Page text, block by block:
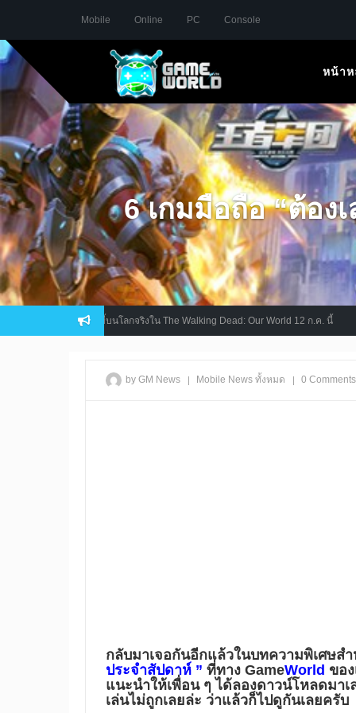
Mobile Online PC Console
หน้าห
6 เกมมือถือ “ต้อง
ญหน้าล่าซอมบี้บนโลกจริงใน The Walking Dead: Our World 12 ก.ค. นี้
by GM News | Mobile News ทั้งหมด | 0 Comments
กลับมาเจอกันอีกแล้วในบทความพิเศษ
ประจำสัปดาห์ ” ที่ทาง GameWorld ขอ
แนะนำให้เพื่อน ๆ ได้ลองดาวน์โหลดมา
เล่นไม่ถูกเลยล่ะ ว่าแล้วก็ไปดูกันเลยครับ